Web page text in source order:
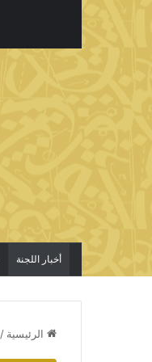
أخبار اللجنة
الرئيسية /